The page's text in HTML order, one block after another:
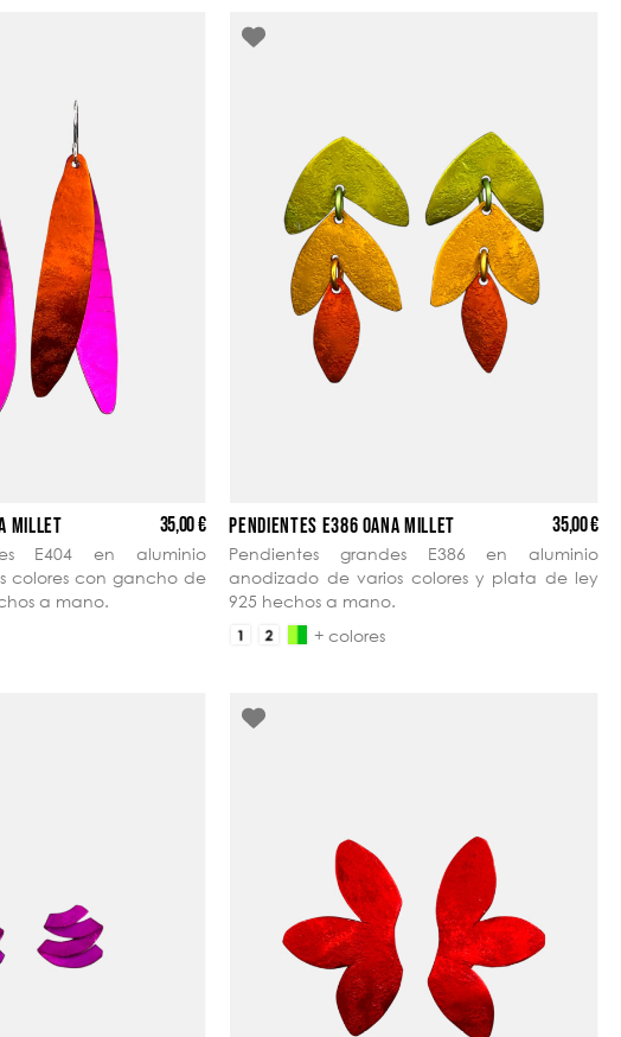
MILLET 35,00 €
E404 en aluminio
colores con gancho de
a mano.
PENDIENTES E386 OANA MILLET 35,00 €
Pendientes grandes E386 en aluminio
anodizado de varios colores y plata de ley
925 hechos a mano.
+ colores